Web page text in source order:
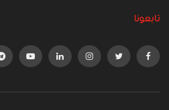
تابعونا